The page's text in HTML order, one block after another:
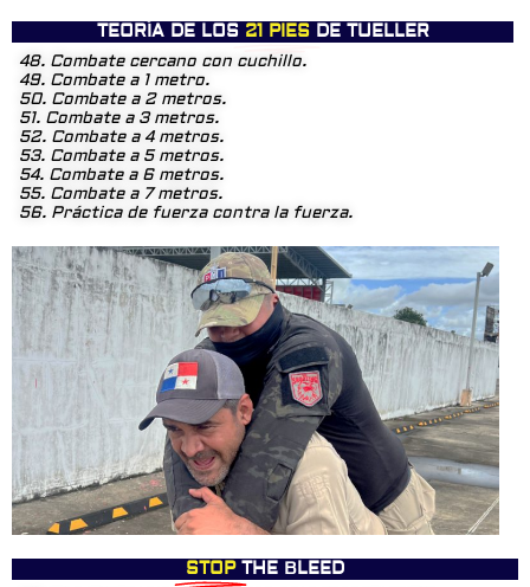
TEORÍA DE LOS 21 PIES DE TUELLER
48. Combate cercano con cuchillo.
49. Combate a 1 metro.
50. Combate a 2 metros.
51. Combate a 3 metros.
52. Combate a 4 metros.
53. Combate a 5 metros.
54. Combate a 6 metros.
55. Combate a 7 metros.
56. Práctica de fuerza contra la fuerza.
STOP THE BLEED